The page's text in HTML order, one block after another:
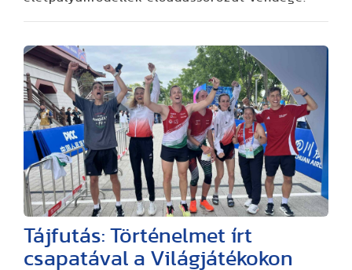
Tájfutás: Történelmet írt
csapatával a Világjátékokon